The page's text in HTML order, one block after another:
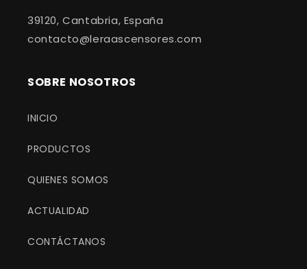
39120, Cantabria, España
contacto@leraascensores.com
SOBRE NOSOTROS
INICIO
PRODUCTOS
QUIENES SOMOS
ACTUALIDAD
CONTÁCTANOS